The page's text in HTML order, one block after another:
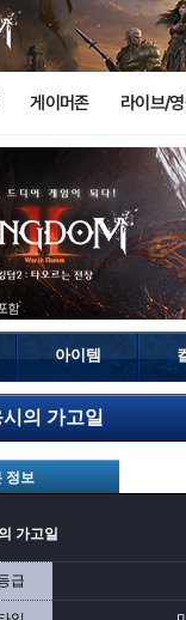
게이머존 라이브/
아이템
시의 가고일
정보
가고일
급